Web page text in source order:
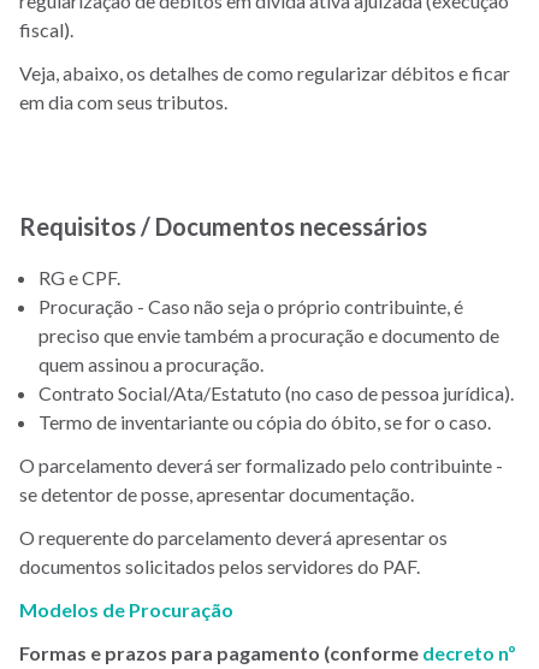
fiscal).
Veja, abaixo, os detalhes de como regularizar débitos e ficar
em dia com seus tributos.
Requisitos / Documentos necessários
RG e CPF.
Procuração - Caso não seja o próprio contribuinte, é
preciso que envie também a procuração e documento de
quem assinou a procuração.
Contrato Social/Ata/Estatuto (no caso de pessoa jurídica).
Termo de inventariante ou cópia do óbito, se for o caso.
O parcelamento deverá ser formalizado pelo contribuinte -
se detentor de posse, apresentar documentação.
O requerente do parcelamento deverá apresentar os
documentos solicitados pelos servidores do PAF.
Modelos de Procuração
Formas e prazos para pagamento (conforme decreto nº